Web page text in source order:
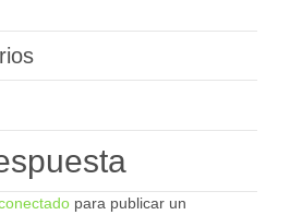
para publicar un